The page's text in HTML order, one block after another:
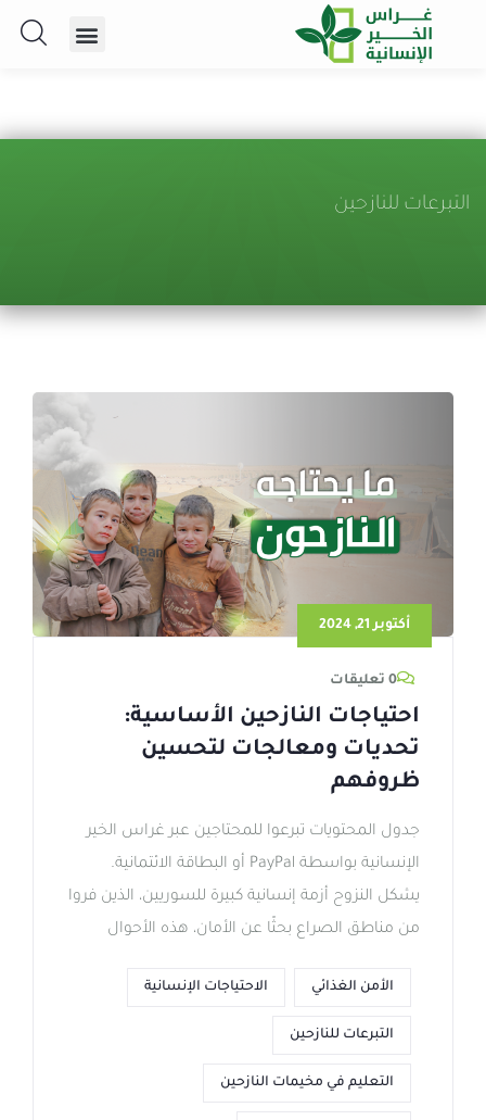
التبرعات للنازحين
أكتوبر 21, 2024
0 تعليقات
احتياجات النازحين الأساسية:
تحديات ومعالجات لتحسين
ظروفهم
جدول المحتويات تبرعوا للمحتاجين عبر غراس الخير
الإنسانية بواسطة PayPal أو البطاقة الائتمانية.
يشكل النزوح أزمة إنسانية كبيرة للسوريين، الذين فروا
من مناطق الصراع بحثًا عن الأمان، هذه الأحوال
الأمن الغذائي الاحتياجات الإنسانية
التبرعات للنازحين
التعليم في مخيمات النازحين